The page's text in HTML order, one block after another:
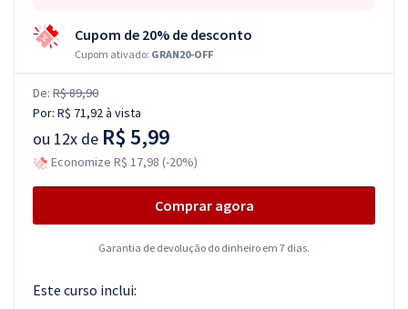
Cupom de 20% de desconto
Cupom ativado: GRAN20-OFF
De: R$ 89,90
Por: R$ 71,92à vista
ou 12x de R$ 5,99
Economize R$ 17,98 (-20%)
Comprar agora
Garantia de devolução do dinheiro em 7 dias.
Este curso inclui: